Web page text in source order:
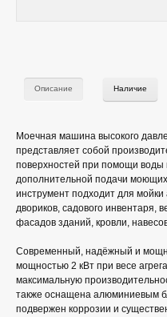
Описание Наличие
Моечная машина высокого
представляет собой
поверхностей при помощи
дополнительной подачи
инструмент подходит для
двориков, садового инвентаря,
фасадов зданий, кровли,
Современный, надёжный и
мощностью 2 кВт при весе
максимальную
также оснащена алюминиевым
подвержен коррозии и